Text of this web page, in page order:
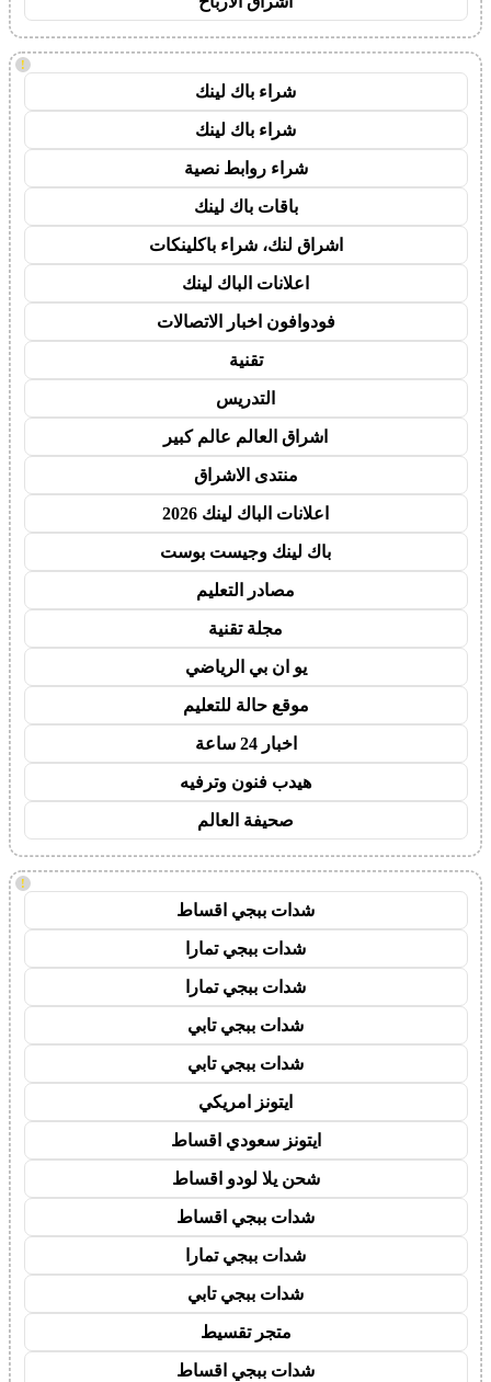
!
شراء باك لينك
شراء باك لينك
شراء روابط نصية
باقات باك لينك
اشراق لنك، شراء باكلينكات
اعلانات الباك لينك
فودوافون اخبار الاتصالات
تقنية
التدريس
اشراق العالم عالم كبير
منتدى الاشراق
اعلانات الباك لينك 2026
باك لينك وجيست بوست
مصادر التعليم
مجلة تقنية
يو ان بي الرياضي
موقع حالة للتعليم
اخبار 24 ساعة
هيدب فنون وترفيه
صحيفة العالم
!
شدات ببجي اقساط
شدات ببجي تمارا
شدات ببجي تمارا
شدات ببجي تابي
شدات ببجي تابي
ايتونز امريكي
ايتونز سعودي اقساط
شحن يلا لودو اقساط
شدات ببجي اقساط
شدات ببجي تمارا
شدات ببجي تابي
متجر تقسيط
شدات ببجي اقساط